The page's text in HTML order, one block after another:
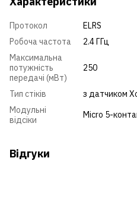
Протокол
ELRS
Робоча частота
2.4 ГГц
Максимальна
потужність
передачі (мВт)
250
Тип стіків
з датчиком
Модульні
відсіки
Micro 5-
Відгуки